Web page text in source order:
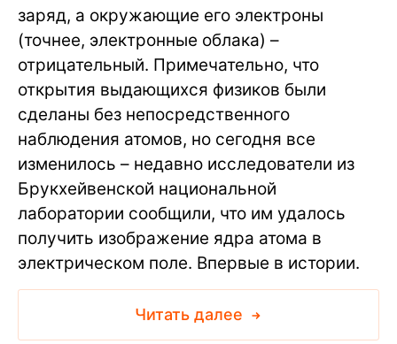
заряд, а окружающие его электроны
(точнее, электронные облака) –
отрицательный. Примечательно, что
открытия выдающихся физиков были
сделаны без непосредственного
наблюдения атомов, но сегодня все
изменилось – недавно исследователи из
Брукхейвенской национальной
лаборатории сообщили, что им удалось
получить изображение ядра атома в
электрическом поле. Впервые в истории.
Читать далее